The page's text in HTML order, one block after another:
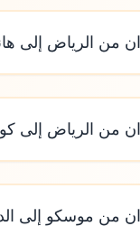
الرياض إلى هانوي
إلى كولومبو
موسكو إلى الدمام